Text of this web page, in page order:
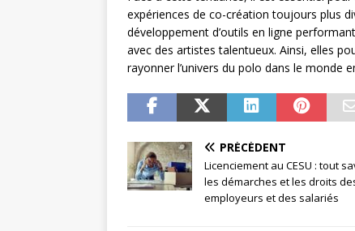
expériences de co-création toujours plus
développement d’outils en ligne
avec des artistes talentueux. Ainsi, elles
rayonner l’univers du polo dans le monde
PRÉCÉDENT
Licenciement au CESU : tout
les démarches et les droits
employeurs et des salariés